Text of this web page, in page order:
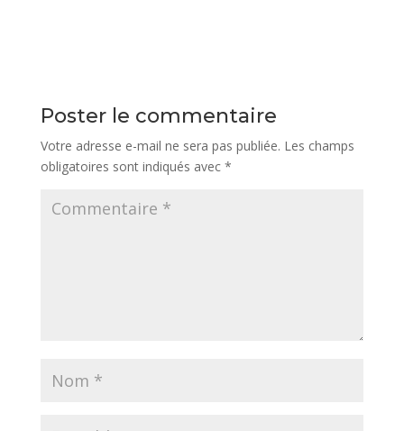
Poster le commentaire
Votre adresse e-mail ne sera pas publiée. Les champs
obligatoires sont indiqués avec *